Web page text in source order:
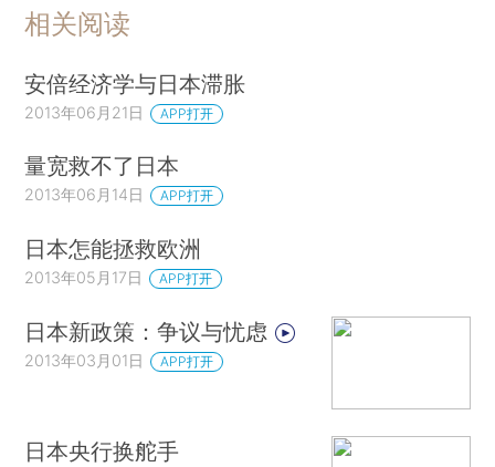
相关阅读
安倍经济学与日本滞胀
2013年06月21日 APP打开
量宽救不了日本
2013年06月14日 APP打开
日本怎能拯救欧洲
2013年05月17日 APP打开
日本新政策：争议与忧虑
2013年03月01日 APP打开
日本央行换舵手